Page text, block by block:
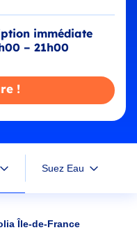
immédiate
– 21h00
!
Suez Eau
Île-de-France